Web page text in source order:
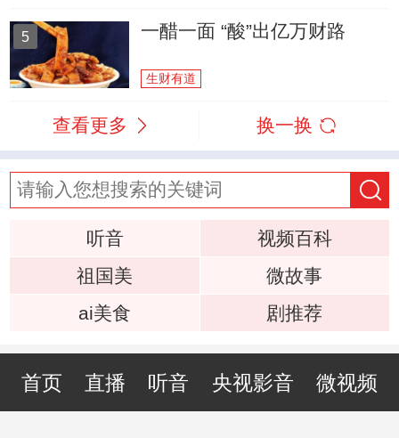
5 一醋一面 “酸”出亿万财路
生财有道
查看更多 换一换
听音
视频百科
祖国美
微故事
ai美食
剧推荐
首页 直播 听音 央视影音 微视频